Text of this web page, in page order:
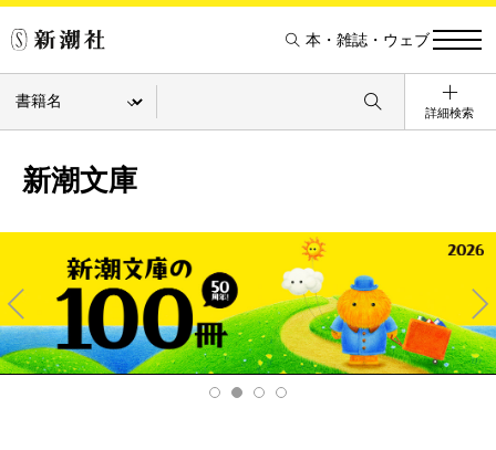
本・雑誌・ウェブ
詳細検索
新潮文庫
Pre
v
Ne
xt